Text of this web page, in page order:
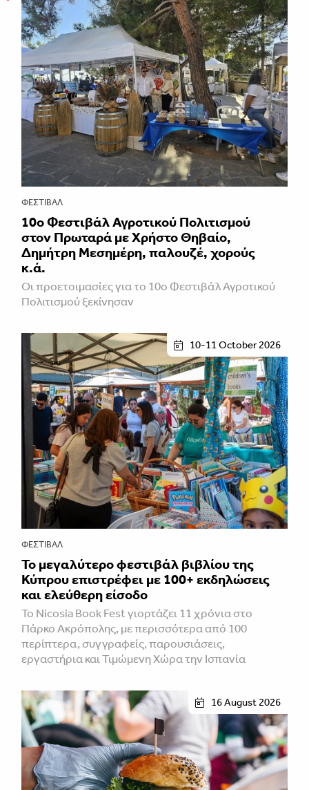
ΦΕΣΤΙΒΑΛ
10ο Φεστιβάλ Αγροτικού Πολιτισμού
στον Πρωταρά με Χρήστο Θηβαίο,
Δημήτρη Μεσημέρη, παλουζέ, χορούς
κ.ά.
Οι προετοιμασίες για το 10ο Φεστιβάλ Αγροτικού
Πολιτισμού ξεκίνησαν
10-11 October 2026
ΦΕΣΤΙΒΑΛ
Το μεγαλύτερο φεστιβάλ βιβλίου της
Κύπρου επιστρέφει με 100+ εκδηλώσεις
και ελεύθερη είσοδο
Το Nicosia Book Fest γιορτάζει 11 χρόνια στο
Πάρκο Ακρόπολης, με περισσότερα από 100
περίπτερα, συγγραφείς, παρουσιάσεις,
εργαστήρια και Τιμώμενη Χώρα την Ισπανία
16 August 2026